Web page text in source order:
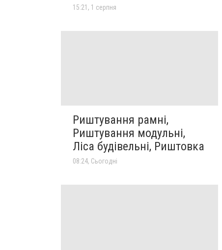
15:21, 1 серпня
Риштування рамні,
Риштування модульні,
Ліса будівельні, Риштовка
08:24, Сьогодні